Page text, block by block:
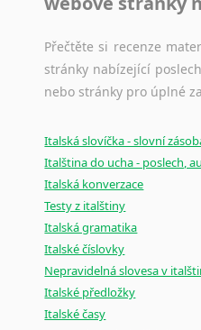
Přečtěte si recenze
stránky nabízející
nebo stránky pro úplné
Italská slovíčka - slovní
Italština do ucha - poslech,
Italská konverzace
Testy z italštiny
Italská gramatika
Italské číslovky
Nepravidelná slovesa v
Italské předložky
Italské časy